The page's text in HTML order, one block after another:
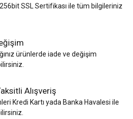
SSL Sertifikası ile tüm bilgileriniz
ürünlerde iade ve değişim
Alışveriş
Kredi Kartı yada Banka Havalesi ile